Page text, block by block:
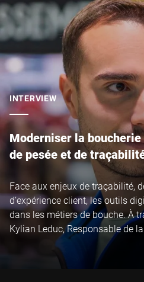
INTERVIEW
Moderniser la
de pesée et de
Face aux enjeux de traçabilité,
d’expérience client, les outils
dans les métiers de bouche. À
Kylian Leduc, Responsable de
Trélissac, partage son retour
de solutions de pesée et de
pour simplifier le quotidien des